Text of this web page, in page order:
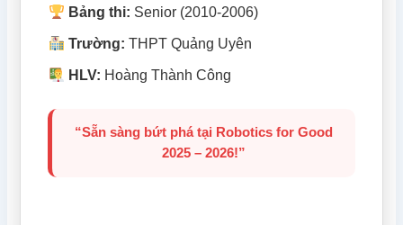
Bảng thi: Senior (2010-2006)
Trường: THPT Quảng Uyên
HLV: Hoàng Thành Công
“Sẵn sàng bứt phá tại Robotics for Good
2025 – 2026!”